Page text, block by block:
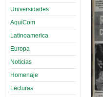
Universidades
AquíCom
Latinoamerica
Europa
Noticias
Homenaje
Lecturas